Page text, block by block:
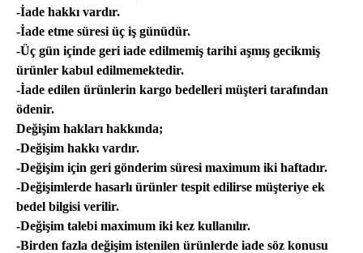
-İade hakkı vardır.
-İade etme süresi üç iş günüdür.
-Üç gün içinde geri iade edilmemiş tarihi aşmış gecikmiş
ürünler kabul edilmemektedir.
-İade edilen ürünlerin kargo bedelleri müşteri tarafından
ödenir.
Değişim hakları hakkında;
-Değişim hakkı vardır.
-Değişim için geri gönderim süresi maximum iki haftadır.
-Değişimlerde hasarlı ürünler tespit edilirse müşteriye ek
bedel bilgisi verilir.
-Değişim talebi maximum iki kez kullanılır.
-Birden fazla değişim istenilen ürünlerde iade söz konusu